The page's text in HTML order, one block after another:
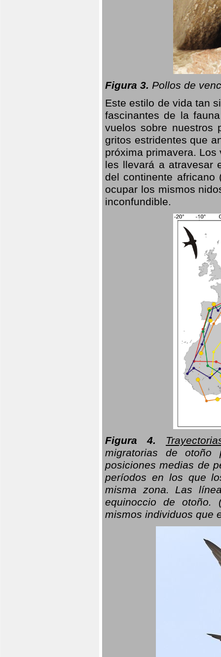
Figura 3. Pollos de
Este estilo de vida tan
fascinantes de la
vuelos sobre nuestros
gritos estridentes que
próxima primavera.
les llevará a atravesar
del continente
ocupar los mismos
inconfundible.
Figura 4.
migratorias de otoño
posiciones medias de
períodos en los que
misma zona. Las
equinoccio de otoño.
mismos individuos que